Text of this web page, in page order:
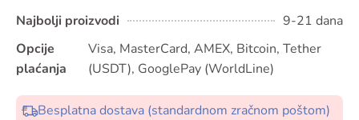
Najbolji proizvodi
9-21 dana
Opcije
plaćanja
Visa, MasterCard, AMEX, Bitcoin, Tether
(USDT), GooglePay (WorldLine)
Besplatna dostava (standardnom zračnom poštom)